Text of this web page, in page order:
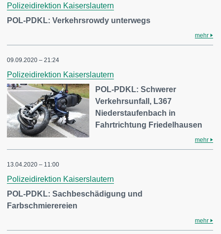
Polizeidirektion Kaiserslautern
POL-PDKL: Verkehrsrowdy unterwegs
mehr
09.09.2020 – 21:24
Polizeidirektion Kaiserslautern
POL-PDKL: Schwerer
Verkehrsunfall, L367
Niederstaufenbach in
Fahrtrichtung Friedelhausen
mehr
13.04.2020 – 11:00
Polizeidirektion Kaiserslautern
POL-PDKL: Sachbeschädigung und
Farbschmierereien
mehr